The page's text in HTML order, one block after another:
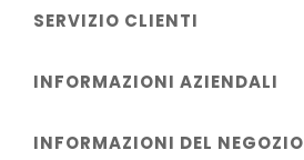
SERVIZIO CLIENTI
INFORMAZIONI AZIENDALI
INFORMAZIONI DEL NEGOZIO